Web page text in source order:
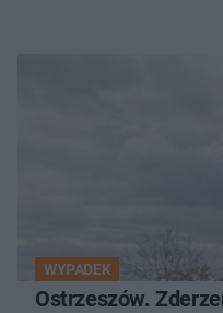
WYPADEK
Ostrzeszów.